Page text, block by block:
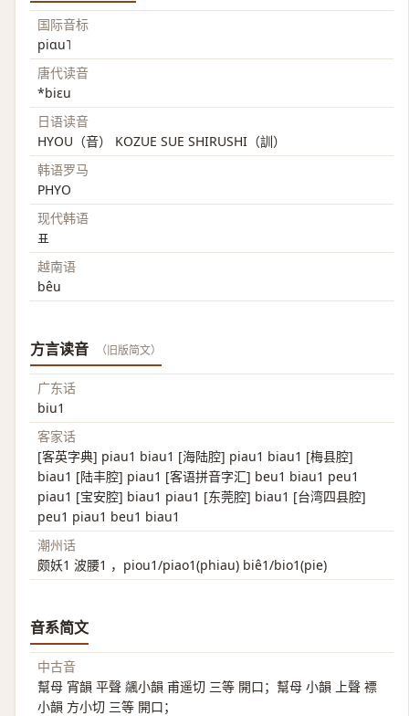
国际音标
piɑu˥
唐代读音
*biɛu
日语读音
HYOU（音） KOZUE SUE SHIRUSHI（訓）
韩语罗马
PHYO
现代韩语
표
越南语
bêu
方言读音 （旧版简文）
广东话
biu1
客家话
[客英字典] piau1 biau1 [海陆腔] piau1 biau1 [梅县腔]
biau1 [陆丰腔] piau1 [客语拼音字汇] beu1 biau1 peu1
piau1 [宝安腔] biau1 piau1 [东莞腔] biau1 [台湾四县腔]
peu1 piau1 beu1 biau1
潮州话
颇妖1 波腰1 ，piou1/piao1(phiau) biê1/bio1(pie)
音系简文
中古音
幫母 宵韻 平聲 飊小韻 甫遥切 三等 開口；幫母 小韻 上聲 褾
小韻 方小切 三等 開口；